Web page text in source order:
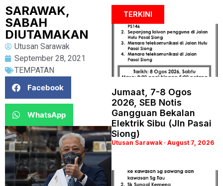
SARAWAK,
SABAH
DIUTAMAKAN
Utusan Sarawak
September 28, 2021
TEMPATAN
Facebook
WhatsApp
TERKINI
Jumaat, 7-8 Ogos
2026, SEB Notis
Gangguan Bekalan
Elektrik Sibu (Jln Pasai
Siong)
Utusan Sarawak August 7, 2026